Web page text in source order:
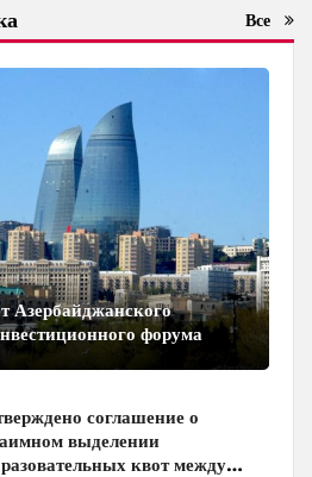
Все
Азербайджанского
форума
соглашение о
выделении
квот между